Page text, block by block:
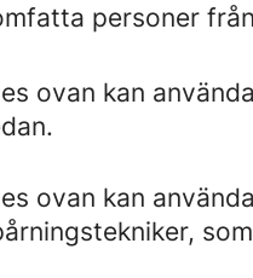
personer
ovan kan
ovan kan